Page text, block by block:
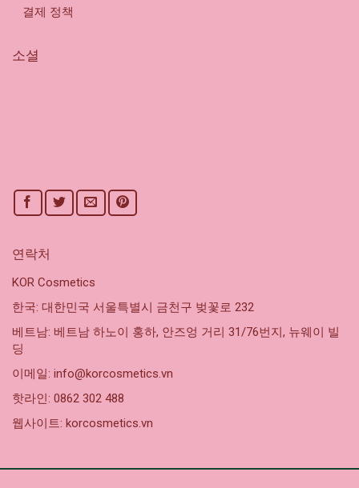
결제 정책
소셜
연락처
KOR Cosmetics
한국: 대한민국 서울특별시 금천구 벚꽃로 232
베트남: 베트남 하노이 홍하, 안즈엉 거리 31/76번지, 뉴웨이 빌
딩
이메일: info@korcosmetics.vn
핫라인: 0862 302 488
웹사이트: korcosmetics.vn